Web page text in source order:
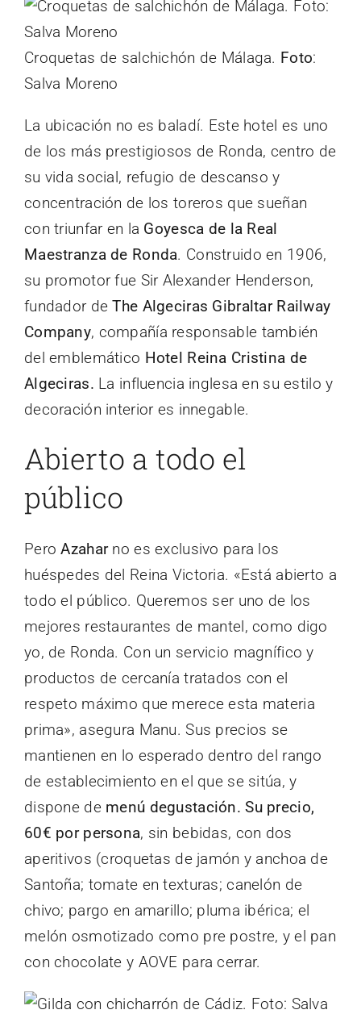
Croquetas de salchichón de Málaga. Foto:
Salva Moreno
La ubicación no es baladí. Este hotel es uno
de los más prestigiosos de Ronda, centro de
su vida social, refugio de descanso y
concentración de los toreros que sueñan
con triunfar en la Goyesca de la Real
Maestranza de Ronda. Construido en 1906,
su promotor fue Sir Alexander Henderson,
fundador deThe Algeciras Gibraltar Railway
Company, compañía responsable también
del emblemático Hotel Reina Cristina de
Algeciras. La influencia inglesa en su estilo y
decoración interior es innegable.
Abierto a todo el
público
PeroAzaharno es exclusivo para los
huéspedes del Reina Victoria. «Está abierto a
todo el público. Queremos ser uno de los
mejores restaurantes de mantel, como digo
yo, de Ronda. Con un servicio magnífico y
productos de cercanía tratados con el
respeto máximo que merece esta materia
prima», asegura Manu. Sus precios se
mantienen en lo esperado dentro del rango
de establecimiento en el que se sitúa, y
dispone de menú degustación. Su precio,
60€ por persona, sin bebidas, con dos
aperitivos (croquetas de jamón y anchoa de
Santoña; tomate en texturas; canelón de
chivo; pargo en amarillo; pluma ibérica; el
melón osmotizado como pre postre, y el pan
con chocolate y AOVE para cerrar.